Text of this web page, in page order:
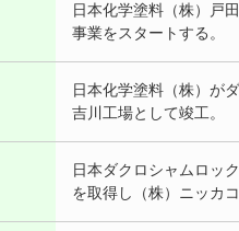
日本化学塗料（株）戸
事業をスタートする。
日本化学塗料（株）が
吉川工場として竣工。
日本ダクロシャムロッ
を取得し（株）ニッカ